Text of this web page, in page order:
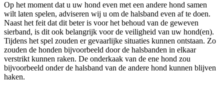
Op het moment dat u uw hond even met een andere hond samen
wilt laten spelen, adviseren wij u om de halsband even af te doen.
Naast het feit dat dit beter is voor het behoud van de geweven
sierband, is dit ook belangrijk voor de veiligheid van uw hond(en).
Tijdens het spel zouden er gevaarlijke situaties kunnen ontstaan. Zo
zouden de honden bijvoorbeeld door de halsbanden in elkaar
verstrikt kunnen raken. De onderkaak van de ene hond zou
bijvoorbeeld onder de halsband van de andere hond kunnen blijven
haken.